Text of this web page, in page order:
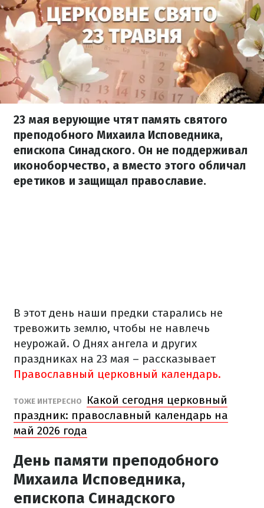
23 мая верующие чтят память святого
преподобного Михаила Исповедника,
епископа Синадского. Он не поддерживал
иконоборчество, а вместо этого обличал
еретиков и защищал православие.
В этот день наши предки старались не
тревожить землю, чтобы не навлечь
неурожай. О Днях ангела и других
праздниках на 23 мая – рассказывает
Православный церковный календарь.
ТОЖЕ ИНТЕРЕСНО
Какой сегодня церковный
праздник: православный календарь на
май 2026 года
День памяти преподобного
Михаила Исповедника,
епископа Синадского